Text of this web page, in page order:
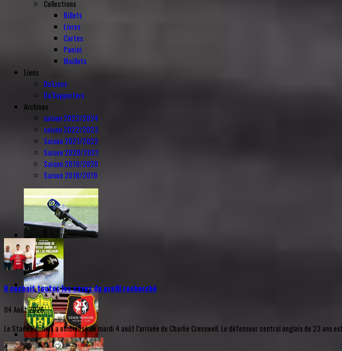
Collections
Billets
Livres
Cartes
Panini
Maillots
Liens
Da'Liens
Da'Supporters
Archives
saison 2023/2024
saison 2022/2023
Saison 2021/2022
Saison 2020/2021
Saison 2019/2020
Saison 2018/2019
Il cochait toutes les cases du profil recherché
04 Août 2026
Le Stade Rennais a officialisé ce mardi 4 août l’arrivée de Charlie Cresswell. Le défenseur central anglais de 23 ans